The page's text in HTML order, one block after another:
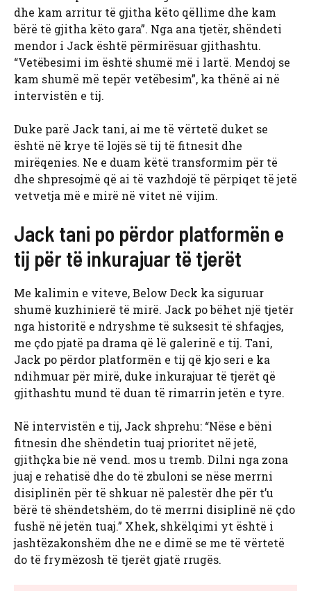
dhe kam arritur të gjitha këto qëllime dhe kam
bërë të gjitha këto gara”. Nga ana tjetër, shëndeti
mendor i Jack është përmirësuar gjithashtu.
“Vetëbesimi im është shumë më i lartë. Mendoj se
kam shumë më tepër vetëbesim”, ka thënë ai në
intervistën e tij.
Duke parë Jack tani, ai me të vërtetë duket se
është në krye të lojës së tij të fitnesit dhe
mirëqenies. Ne e duam këtë transformim për të
dhe shpresojmë që ai të vazhdojë të përpiqet të jetë
vetvetja më e mirë në vitet në vijim.
Jack tani po përdor platformën e
tij për të inkurajuar të tjerët
Me kalimin e viteve, Below Deck ka siguruar
shumë kuzhinierë të mirë. Jack po bëhet një tjetër
nga historitë e ndryshme të suksesit të shfaqjes,
me çdo pjatë pa drama që lë galerinë e tij. Tani,
Jack po përdor platformën e tij që kjo seri e ka
ndihmuar për mirë, duke inkurajuar të tjerët që
gjithashtu mund të duan të rimarrin jetën e tyre.
Në intervistën e tij, Jack shprehu: “Nëse e bëni
fitnesin dhe shëndetin tuaj prioritet në jetë,
gjithçka bie në vend. mos u tremb. Dilni nga zona
juaj e rehatisë dhe do të zbuloni se nëse merrni
disiplinën për të shkuar në palestër dhe për t’u
bërë të shëndetshëm, do të merrni disiplinë në çdo
fushë në jetën tuaj.” Xhek, shkëlqimi yt është i
jashtëzakonshëm dhe ne e dimë se me të vërtetë
do të frymëzosh të tjerët gjatë rrugës.